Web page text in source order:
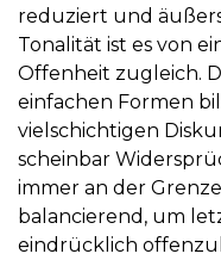
reduziert und
Tonalität ist es von
Offenheit zugleich.
einfachen Formen
vielschichtigen
scheinbar
immer an der
balancierend, um
eindrücklich